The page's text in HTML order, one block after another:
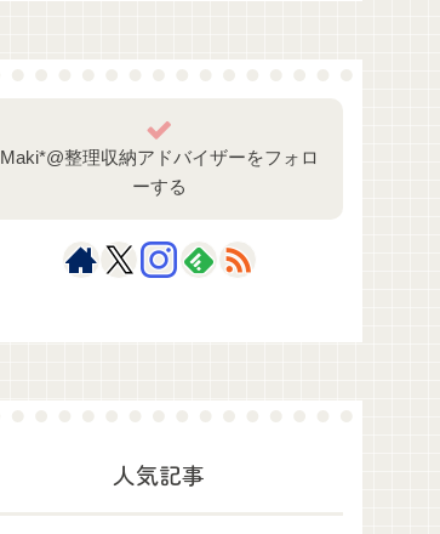
Maki*@整理収納アドバイザーをフォロ
ーする
人気記事